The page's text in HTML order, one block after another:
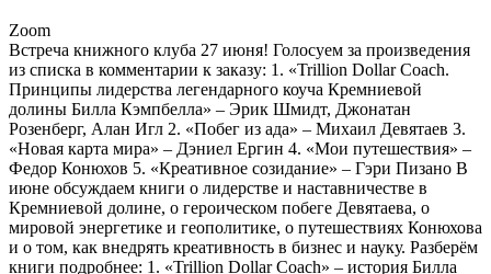
Zoom
Встреча книжного клуба 27 июня! Голосуем за произведения
из списка в комментарии к заказу: 1. «Trillion Dollar Coach.
Принципы лидерства легендарного коуча Кремниевой
долины Билла Кэмпбелла» – Эрик Шмидт, Джонатан
Розенберг, Алан Игл 2. «Побег из ада» – Михаил Девятаев 3.
«Новая карта мира» – Дэниел Ергин 4. «Мои путешествия» –
Федор Конюхов 5. «Креативное созидание» – Гэри Пизано В
июне обсуждаем книги о лидерстве и наставничестве в
Кремниевой долине, о героическом побеге Девятаева, о
мировой энергетике и геополитике, о путешествиях Конюхова
и о том, как внедрять креативность в бизнес и науку. Разберём
книги подробнее: 1. «Trillion Dollar Coach» – история Билла